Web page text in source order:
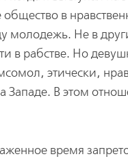
общество в
молодежь. Не в
в рабстве. Но
этически,
В этом
время